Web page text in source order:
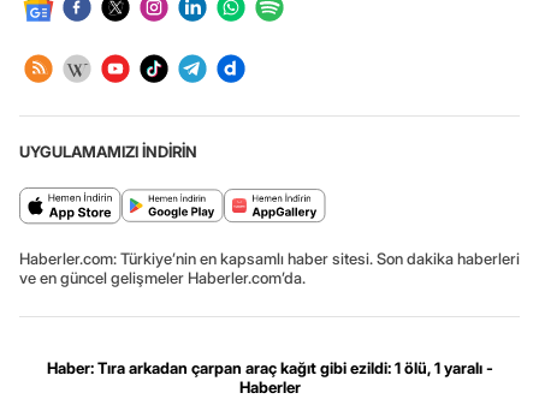
UYGULAMAMIZI İNDİRİN
Haberler.com: Türkiye’nin en kapsamlı haber sitesi. Son dakika haberleri
ve en güncel gelişmeler Haberler.com’da.
Haber: Tıra arkadan çarpan araç kağıt gibi ezildi: 1 ölü, 1 yaralı -
Haberler